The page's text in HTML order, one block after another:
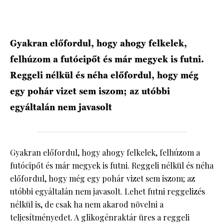
Gyakran előfordul, hogy ahogy felkelek,
felhúzom a futócipőt és már megyek is futni.
Reggeli nélkül és néha előfordul, hogy még
egy pohár vizet sem iszom; az utóbbi
egyáltalán nem javasolt
Gyakran előfordul, hogy ahogy felkelek, felhúzom a
futócipőt és már megyek is futni. Reggeli nélkül és néha
előfordul, hogy még egy pohár vizet sem iszom; az
utóbbi egyáltalán nem javasolt. Lehet futni reggelizés
nélkül is, de csak ha nem akarod növelni a
teljesítményedet. A glikogénraktár üres a reggeli